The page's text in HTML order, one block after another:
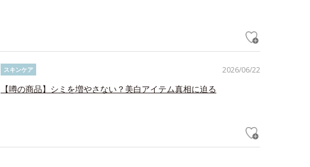
2026/06/22
スキンケア
【噂の商品】シミを増やさない？美白アイテム真相に迫る